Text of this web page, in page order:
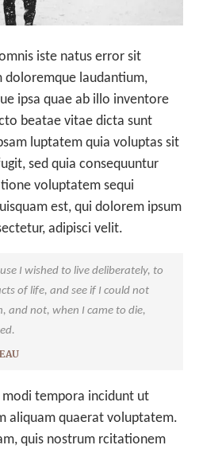
iste natus error sit
doloremque laudantium,
ipsa quae ab illo inventore
beatae vitae dicta sunt
luptatem quia voluptas sit
sed quia consequuntur
voluptatem sequi
est, qui dolorem ipsum
adipisci velit.
I wished to live deliberately, to
of life, and see if I could not
and not, when I came to die,
modi tempora incidunt ut
aliquam quaerat voluptatem.
quis nostrum rcitationem